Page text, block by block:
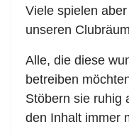
Viele spielen
unseren
Alle, die diese
betreiben
Stöbern sie ruhig
den Inhalt immer